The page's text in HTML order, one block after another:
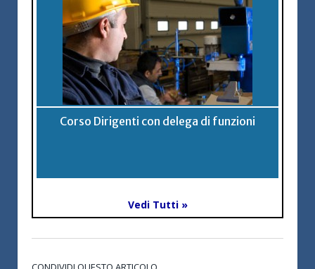
Corso Dirigenti con delega di funzioni
Vedi Tutti »